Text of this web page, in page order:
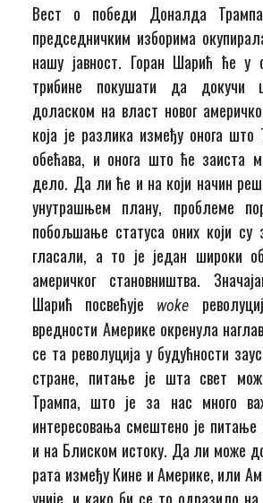
Вест о победи Доналда
председничким изборима
нашу јавност. Горан Шарић ће у
трибине покушати да докучи
доласком на власт новог
која је разлика између онога што
обећава, и онога што ће заиста
дело. Да ли ће и на који начин
унутрашњем плану, проблеме
побољшање статуса оних који су
гласали, а то је један широки
америчког становништва.
Шарић посвећује
woke
вредности Америке окренула
се та револуција у будућности
стране, питање је шта свет
Трампа, што је за нас много
интересовања смештено је питање
и на Блиском истоку. Да ли може
рата између Кине и Америке, или
уније, и како би се то одразило